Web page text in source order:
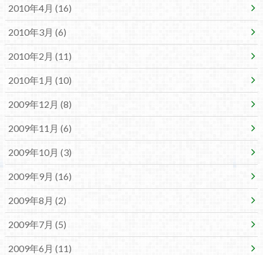
2010年4月 (16)
2010年3月 (6)
2010年2月 (11)
2010年1月 (10)
2009年12月 (8)
2009年11月 (6)
2009年10月 (3)
2009年9月 (16)
2009年8月 (2)
2009年7月 (5)
2009年6月 (11)